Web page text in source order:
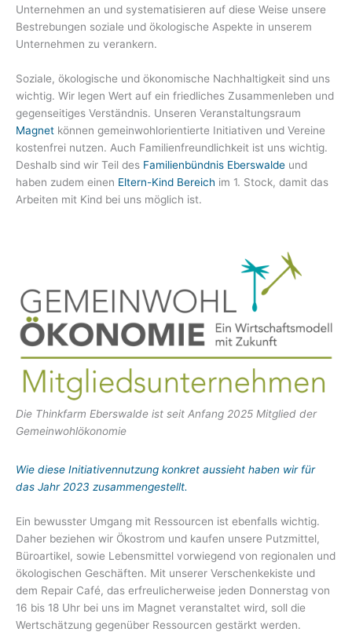
Unternehmen an und systematisieren auf diese Weise unsere
Bestrebungen soziale und ökologische Aspekte in unserem
Unternehmen zu verankern.
Soziale, ökologische und ökonomische Nachhaltigkeit sind uns
wichtig. Wir legen Wert auf ein friedliches Zusammenleben und
gegenseitiges Verständnis. Unseren Veranstaltungsraum
Magnet können gemeinwohlorientierte Initiativen und Vereine
kostenfrei nutzen. Auch Familienfreundlichkeit ist uns wichtig.
Deshalb sind wir Teil des Familienbündnis Eberswalde und
haben zudem einen Eltern-Kind Bereich im 1. Stock, damit das
Arbeiten mit Kind bei uns möglich ist.
Die Thinkfarm Eberswalde ist seit Anfang 2025 Mitglied der
Gemeinwohlökonomie
Wie diese Initiativennutzung konkret aussieht haben wir für
das Jahr 2023 zusammengestellt.
Ein bewusster Umgang mit Ressourcen ist ebenfalls wichtig.
Daher beziehen wir Ökostrom und kaufen unsere Putzmittel,
Büroartikel, sowie Lebensmittel vorwiegend von regionalen und
ökologischen Geschäften. Mit unserer Verschenkekiste und
dem Repair Café, das erfreulicherweise jeden Donnerstag von
16 bis 18 Uhr bei uns im Magnet veranstaltet wird, soll die
Wertschätzung gegenüber Ressourcen gestärkt werden.